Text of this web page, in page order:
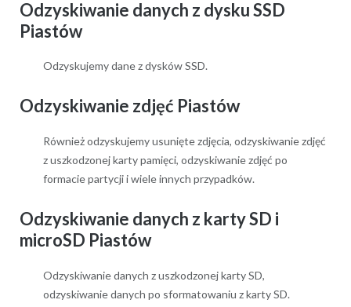
Odzyskiwanie danych z dysku SSD
Piastów
Odzyskujemy dane z dysków SSD.
Odzyskiwanie zdjęć Piastów
Również odzyskujemy usunięte zdjęcia, odzyskiwanie zdjęć
z uszkodzonej karty pamięci, odzyskiwanie zdjęć po
formacie partycji i wiele innych przypadków.
Odzyskiwanie danych z karty SD i
microSD Piastów
Odzyskiwanie danych z uszkodzonej karty SD,
odzyskiwanie danych po sformatowaniu z karty SD.